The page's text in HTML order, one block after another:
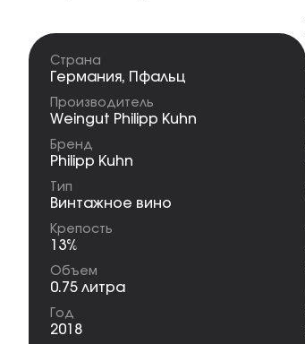
Страна
Германия, Пфальц
Производитель
Weingut Philipp Kuhn
Бренд
Philipp Kuhn
Тип
Винтажное вино
Крепость
13%
Объем
0.75 литра
Год
2018